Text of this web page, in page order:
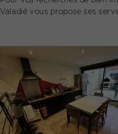
Valadié vous propose ses